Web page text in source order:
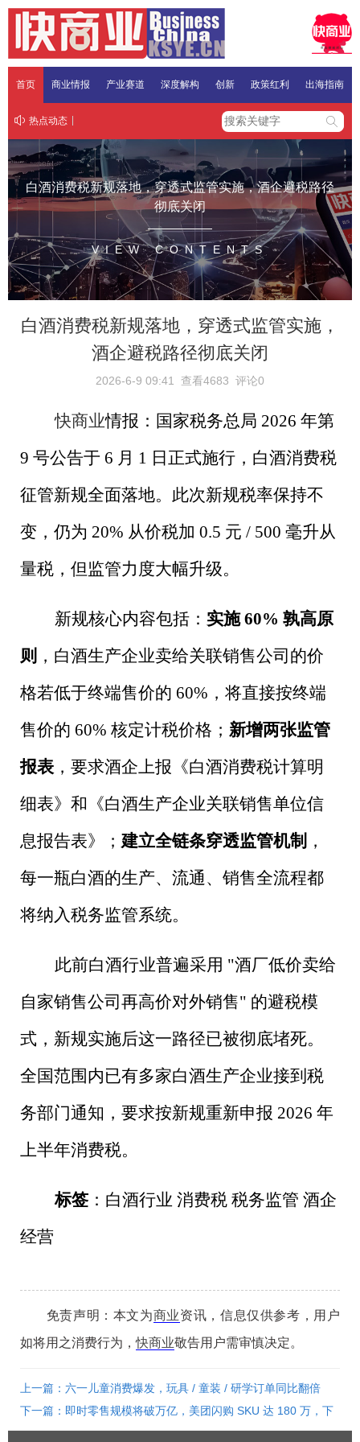
首页 商业情报 产业赛道 深度解构 创新 政策红利 出海指南
热点动态
白酒消费税新规落地，穿透式监管实施，酒企避税路径
彻底关闭
VIEW CONTENTS
白酒消费税新规落地，穿透式监管实施，
酒企避税路径彻底关闭
2026-6-9 09:41 查看4683 评论0
快商业情报：国家税务总局 2026 年第
9 号公告于 6 月 1 日正式施行，白酒消费税
征管新规全面落地。此次新规税率保持不
变，仍为 20% 从价税加 0.5 元 / 500 毫升从
量税，但监管力度大幅升级。
新规核心内容包括： 实施60% 孰高原
则 ，白酒生产企业卖给关联销售公司的价
格若低于终端售价的 60% ，将直接按终端
售价的 60% 核定计税价格； 新增两张监管
报表 ，要求酒企上报《白酒消费税计算明
细表》和《白酒生产企业关联销售单位信
息报告表》； 建立全链条穿透监管机制 ，
每一瓶白酒的生产、流通、销售全流程都
将纳入税务监管系统。
此前白酒行业普遍采用 "酒厂低价卖给
自家销售公司再高价对外销售" 的避税模
式，新规实施后这一路径已被彻底堵死。
全国范围内已有多家白酒生产企业接到税
务部门通知，要求按新规重新申报 2026 年
上半年消费税。
标签：白酒行业 消费税 税务监管 酒企
经营
免责声明：本文为商业资讯，信息仅供参考，用户
如将用之消费行为，快商业敬告用户需审慎决定。
上一篇：六一儿童消费爆发，玩具 / 童装 / 研学订单同比翻倍
下一篇：即时零售规模将破万亿，美团闪购 SKU 达 180 万，下
沉市场增速领先